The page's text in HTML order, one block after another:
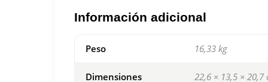
Información adicional
Peso 16,33 kg
Dimensiones 22,6 × 13,5 × 20,7